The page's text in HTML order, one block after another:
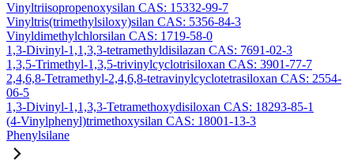
Vinyltriisopropenoxysilan CAS: 15332-99-7
Vinyltris(trimethylsiloxy)silan CAS: 5356-84-3
Vinyldimethylchlorsilan CAS: 1719-58-0
1,3-Divinyl-1,1,3,3-tetramethyldisilazan CAS: 7691-02-3
1,3,5-Trimethyl-1,3,5-trivinylcyclotrisiloxan CAS: 3901-77-7
2,4,6,8-Tetramethyl-2,4,6,8-tetravinylcyclotetrasiloxan CAS: 2554-
06-5
1,3-Divinyl-1,1,3,3-Tetramethoxydisiloxan CAS: 18293-85-1
(4-Vinylphenyl)trimethoxysilan CAS: 18001-13-3
Phenylsilane